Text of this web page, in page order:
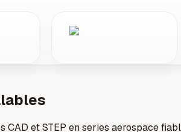
et STEP en series aerospace